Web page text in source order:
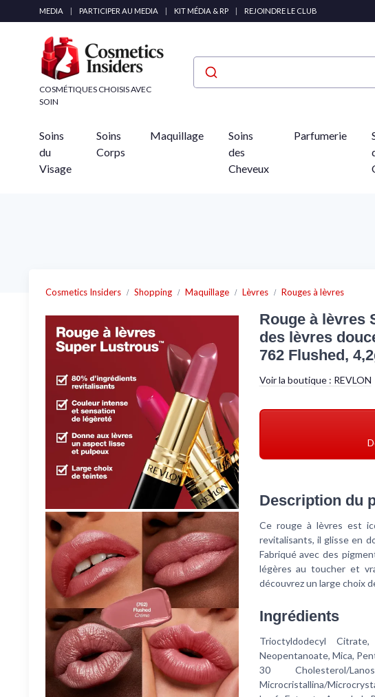
MEDIA | PARTICIPER AU MEDIA | KIT MÉDIA & RP | REJOINDRE LE CLUB
COSMÉTIQUES CHOISIS AVEC
SOIN
Soins
du
Visage
Soins
Corps
Maquillage
Soins
des
Cheveux
Parfumerie
Cosmetics Insiders Shopping Maquillage Lèvres Rouges à lèvres
Rouge à lèvres
des lèvres
762 Flushed,
Voir la boutique : REVLON
Description du
Ce rouge à lèvres est
revitalisants, il glisse en
Fabriqué avec des
légères au toucher et
découvrez un large choix
Ingrédients
Trioctyldodecyl
Neopentanoate, Mica,
30 Cholesterol/
Microcristallina/
Panneau de gestion des cookies